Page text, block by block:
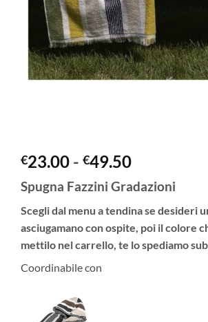
€23.00 - €49.50Fascia
di
prezzo:
da
€23.00
a
Spugna Fazzini Gradazioni
Scegli dal menu a tendina se desideri
asciugamano con ospite, poi il colore
mettilo nel carrello, te lo spediamo
Coordinabile con